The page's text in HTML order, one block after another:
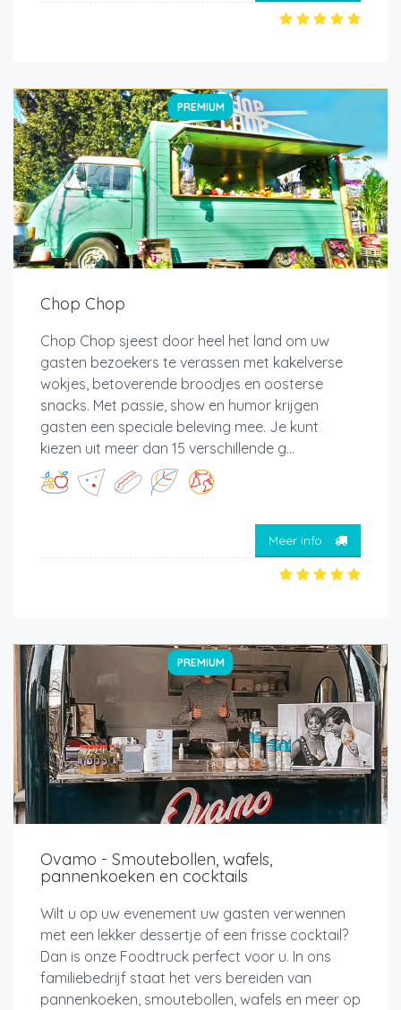
PREMIUM
Chop Chop
Chop Chop sjeest door heel het land om uw
gasten bezoekers te verassen met kakelverse
wokjes, betoverende broodjes en oosterse
snacks. Met passie, show en humor krijgen
gasten een speciale beleving mee. Je kunt
kiezen uit meer dan 15 verschillende g...
Meer info
PREMIUM
Ovamo - Smoutebollen, wafels,
pannenkoeken en cocktails
Wilt u op uw evenement uw gasten verwennen
met een lekker dessertje of een frisse cocktail?
Dan is onze Foodtruck perfect voor u. In ons
familiebedrijf staat het vers bereiden van
pannenkoeken, smoutebollen, wafels en meer op